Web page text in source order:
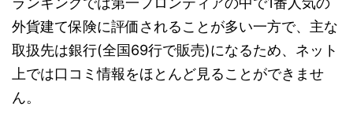
外貨建て保険に評価されることが多い一方で、主な
取扱先は銀行(全国69行で販売)になるため、ネット
上では口コミ情報をほとんど見ることができませ
ん。